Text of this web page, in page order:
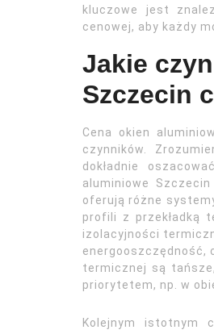
kluczowe jest
cenowej, aby każdy
Jakie
Szczecin
Cena okien
czynników.
dokładnie
aluminiowe
oferują różne
profili z przekładką
izolacyjności
energooszczędność,
termicznej są
priorytetem, np. w
Kolejnym istotnym